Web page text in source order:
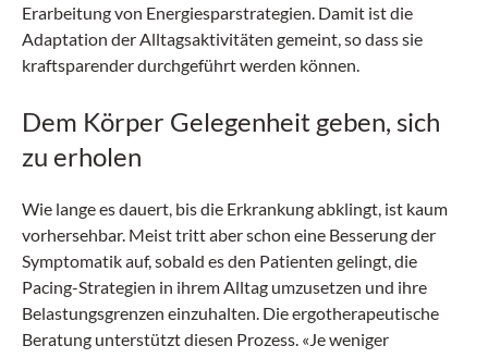
Erarbeitung von Energiesparstrategien. Damit ist die
Adaptation der Alltagsaktivitäten gemeint, so dass sie
kraftsparender durchgeführt werden können.
Dem Körper Gelegenheit geben, sich
zu erholen
Wie lange es dauert, bis die Erkrankung abklingt, ist kaum
vorhersehbar. Meist tritt aber schon eine Besserung der
Symptomatik auf, sobald es den Patienten gelingt, die
Pacing-Strategien in ihrem Alltag umzusetzen und ihre
Belastungsgrenzen einzuhalten. Die ergotherapeutische
Beratung unterstützt diesen Prozess. «Je weniger